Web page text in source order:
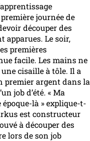
journée de
découper des
apparues. Le soir,
premières
facile. Les mains ne
cisaille à tôle. Il a
premier argent dans la
job d’été. « Ma
là » explique-t-
est constructeur
à découper des
lors de son job